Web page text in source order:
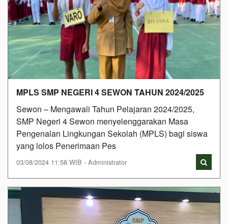
MPLS SMP NEGERI 4 SEWON TAHUN 2024/2025
Sewon – Mengawali Tahun Pelajaran 2024/2025,
SMP Negeri 4 Sewon menyelenggarakan Masa
Pengenalan Lingkungan Sekolah (MPLS) bagi siswa
yang lolos Penerimaan Pes
03/08/2024 11:58 WIB - Administrator